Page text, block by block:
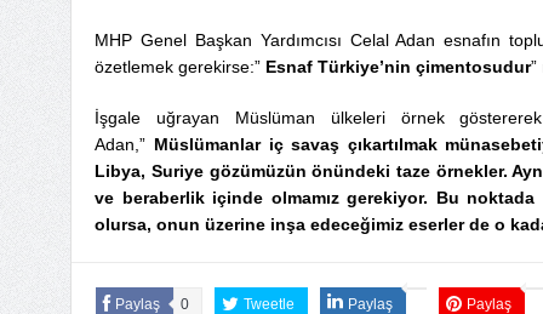
MHP Genel Başkan Yardımcısı Celal Adan esnafın
özetlemek gerekirse:” Esnaf Türkiye’nin çimentosudur
İşgale uğrayan Müslüman ülkeleri örnek
Adan,” Müslümanlar iç savaş çıkartılmak
Libya, Suriye gözümüzün önündeki taze örnekler.
ve beraberlik içinde olmamız gerekiyor. Bu
olursa, onun üzerine inşa edeceğimiz eserler de o
Paylaş 0 Tweetle Paylaş Paylaş